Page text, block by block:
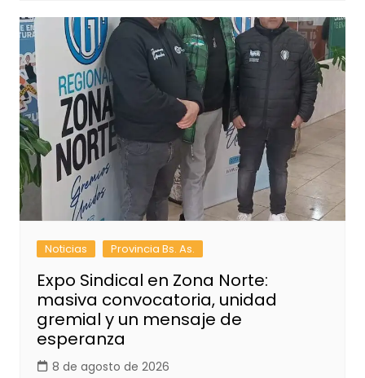
Noticias Provincia Bs. As.
Expo Sindical en Zona Norte:
masiva convocatoria, unidad
gremial y un mensaje de
esperanza
8 de agosto de 2026